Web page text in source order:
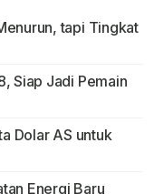
tapi Tingkat
Siap Jadi Pemain
Dolar AS untuk
Energi Baru